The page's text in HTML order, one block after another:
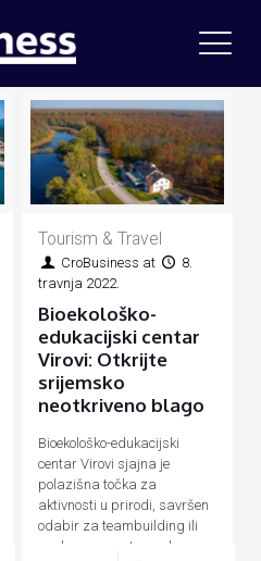
Tourism & Travel
CroBusiness at
8.
travnja 2022.
Bioekološko-
edukacijski centar
Virovi: Otkrijte
srijemsko
neotkriveno blago
Bioekološko-edukacijski
centar Virovi sjajna je
polazišna točka za
aktivnosti u prirodi, savršen
odabir za teambuilding ili
poslovne susrete u zelenom